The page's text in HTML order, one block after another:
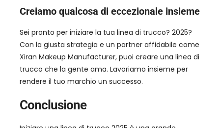
Creiamo qualcosa di eccezionale insieme
Sei pronto per iniziare la tua linea di trucco? 2025?
Con la giusta strategia e un partner affidabile come
Xiran Makeup Manufacturer, puoi creare una linea di
trucco che la gente ama. Lavoriamo insieme per
rendere il tuo marchio un successo.
Conclusione